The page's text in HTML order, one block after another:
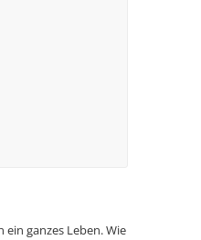
ganzes Leben. Wie